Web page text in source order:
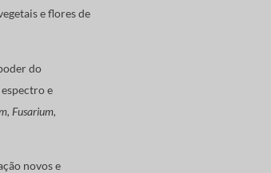
e flores de
do
e
Fusarium,
novos e